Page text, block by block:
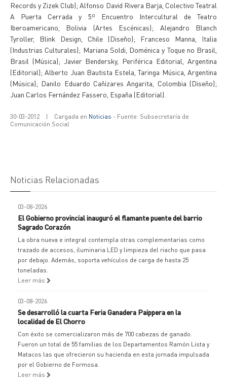
Records y Zizek Club); Alfonso David Rivera Barja, Colectivo Teatral
A Puerta Cerrada y 5º Encuentro Intercultural de Teatro
Iberoamericano, Bolivia (Artes Escénicas); Alejandro Blanch
Tyroller, Blink Design, Chile (Diseño); Franceso Manna, Italia
(Industrias Culturales); Mariana Soldi, Doménica y Toque no Brasil,
Brasil (Música); Javier Bendersky, Periférica Editorial, Argentina
(Editorial); Alberto Juan Bautista Estela, Taringa Música, Argentina
(Música); Danilo Eduardo Cañizares Angarita, Colombia (Diseño);
Juan Carlos Fernández Fassero, España (Editorial).
30-03-2012 | Cargada en Noticias - Fuente: Subsecretaría de
Comunicación Social
Noticias Relacionadas
03-08-2026
El Gobierno provincial inauguró el flamante puente del barrio
Sagrado Corazón
La obra nueva e integral contempla otras complementarias como
trazado de accesos, iluminaria LED y limpieza del riacho que pasa
por debajo. Además, soporta vehículos de carga de hasta 25
toneladas.
Leer más
03-08-2026
Se desarrolló la cuarta Feria Ganadera Paippera en la
localidad de El Chorro
Con éxito se comercializaron más de 700 cabezas de ganado.
Fueron un total de 55 familias de los Departamentos Ramón Lista y
Matacos las que ofrecieron su hacienda en esta jornada impulsada
por el Gobierno de Formosa.
Leer más